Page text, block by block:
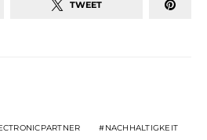
TWEET
NACHHALTIGKEIT